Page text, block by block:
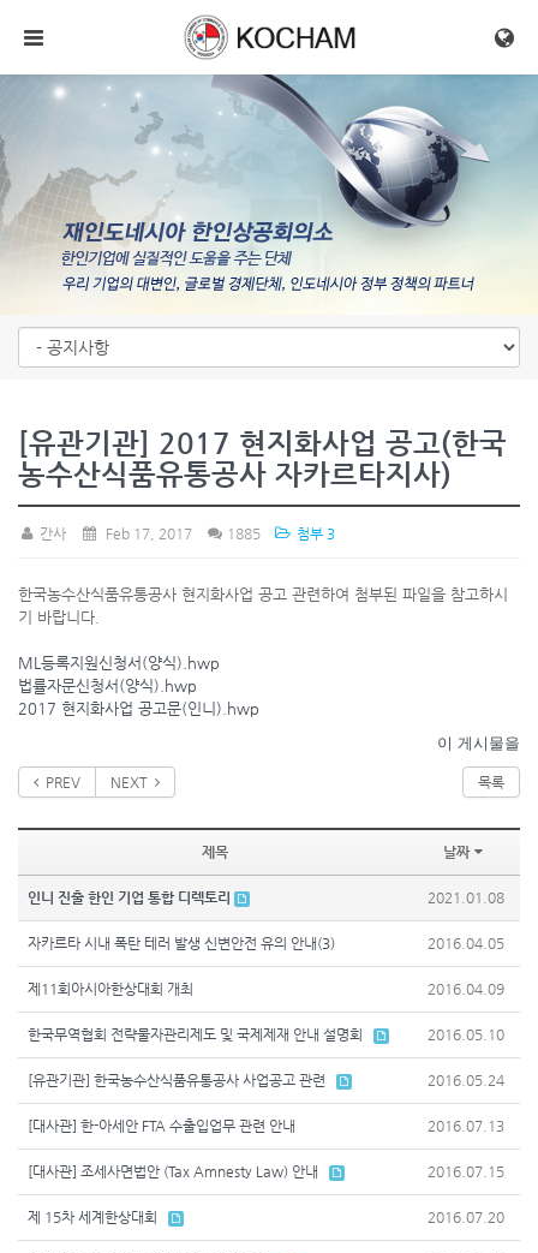
메뉴 건너뛰기
[유관기관] 2017 현지화사업 공고(한국
농수산식품유통공사 자카르타지사)
간사 Feb 17, 2017 1885 첨부 3
한국농수산식품유통공사 현지화사업 공고 관련하여 첨부된 파일을 참고하시
기 바랍니다.
ML등록지원신청서(양식).hwp
법률자문신청서(양식).hwp
2017 현지화사업 공고문(인니).hwp
이 게시물을
PREV NEXT 목록
제목 날짜
인니 진출 한인 기업 통합 디렉토리 2021.01.08
자카르타 시내 폭탄 테러 발생 신변안전 유의 안내(3) 2016.04.05
제11회아시아한상대회 개최 2016.04.09
한국무역협회 전략물자관리제도 및 국제제재 안내 설명회 2016.05.10
[유관기관] 한국농수산식품유통공사 사업공고 관련 2016.05.24
[대사관] 한-아세안 FTA 수출입업무 관련 안내 2016.07.13
[대사관] 조세사면법안 (Tax Amnesty Law) 안내 2016.07.15
제 15차 세계한상대회 2016.07.20